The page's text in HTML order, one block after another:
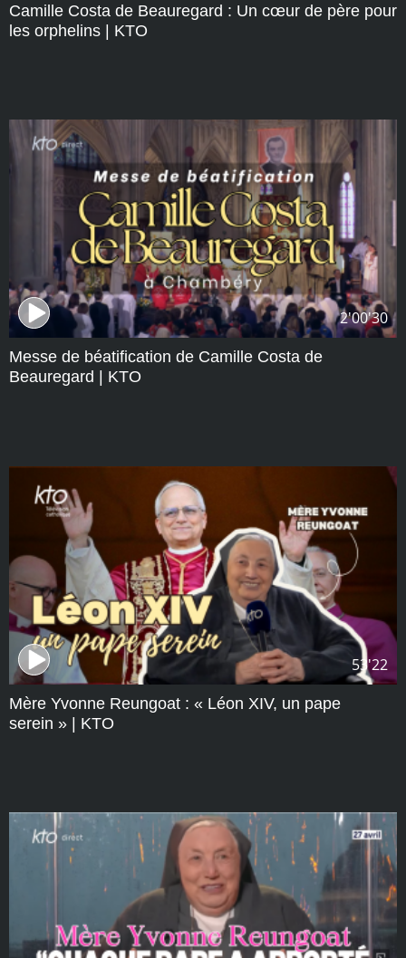
Camille Costa de Beauregard : Un cœur de père pour
les orphelins | KTO
2'00'30
Messe de béatification de Camille Costa de
Beauregard | KTO
53'22
Mère Yvonne Reungoat : « Léon XIV, un pape
serein » | KTO